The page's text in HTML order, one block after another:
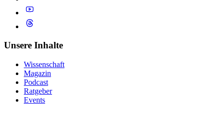
Unsere Inhalte
Wissenschaft
Magazin
Podcast
Ratgeber
Events